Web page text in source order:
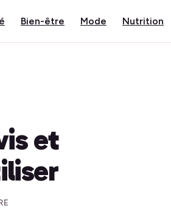
Bien-être Mode Nutrition
et